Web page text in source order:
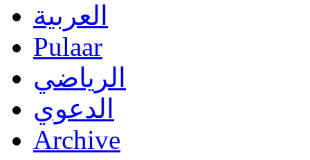
العربية
Pulaar
الرياضي
الدعوي
Archive